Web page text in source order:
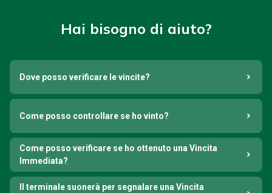
Hai bisogno di aiuto?
Dove posso verificare le vincite?
Come posso controllare se ho vinto?
Come posso verificare se ho ottenuto una Vincita
Immediata?
Il terminale suonerà per segnalare una Vincita